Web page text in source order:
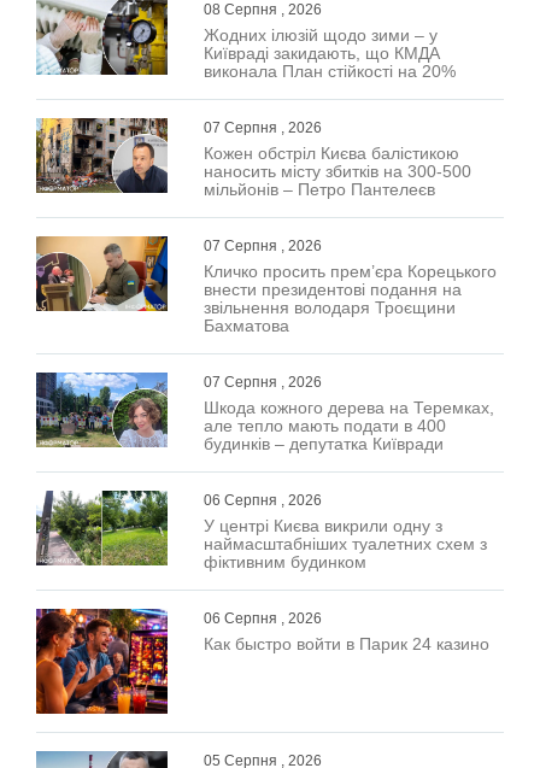
08 Серпня , 2026
Жодних ілюзій щодо зими – у
Київраді закидають, що КМДА
виконала План стійкості на 20%
07 Серпня , 2026
Кожен обстріл Києва балістикою
наносить місту збитків на 300-500
мільйонів – Петро Пантелеєв
07 Серпня , 2026
Кличко просить прем’єра Корецького
внести президентові подання на
звільнення володаря Троєщини
Бахматова
07 Серпня , 2026
Шкода кожного дерева на Теремках,
але тепло мають подати в 400
будинків – депутатка Київради
06 Серпня , 2026
У центрі Києва викрили одну з
наймасштабніших туалетних схем з
фіктивним будинком
06 Серпня , 2026
Как быстро войти в Парик 24 казино
05 Серпня , 2026